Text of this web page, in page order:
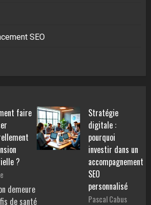
SEO
faire
?
demeure
de santé
Stratégie
digitale :
pourquoi
investir dans un
accompagnement
SEO
personnalisé
Pascal Cabus